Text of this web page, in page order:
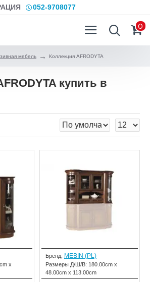
052-9708077
0
мебель Коллекция AFRODYTA
купить в
x
Бренд: MEBIN (PL)
Размеры Д/Ш/В: 180.00cm x
48.00cm x 113.00cm